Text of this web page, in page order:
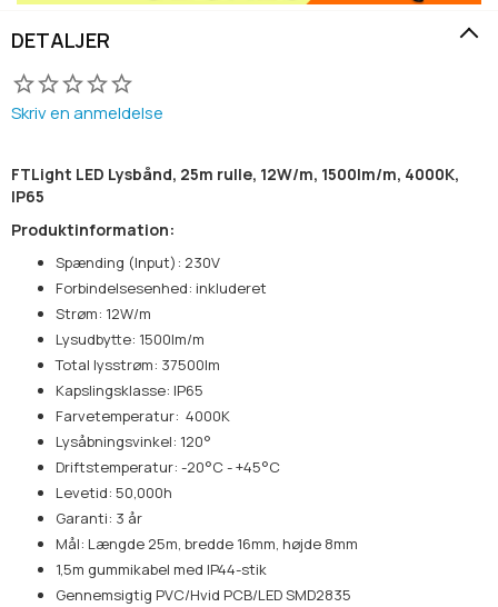
DETALJER
Skriv en anmeldelse
FTLight LED Lysbånd, 25m rulle, 12W/m, 1500lm/m, 4000K,
IP65
Produktinformation:
Spænding (Input): 230V
Forbindelsesenhed: inkluderet
Strøm: 12W/m
Lysudbytte: 1500lm/m
Total lysstrøm: 37500lm
Kapslingsklasse: IP65
Farvetemperatur: 4000K
Lysåbningsvinkel: 120°
Driftstemperatur: -20°C - +45°C
Levetid: 50,000h
Garanti: 3 år
Mål: Længde 25m, bredde 16mm, højde 8mm
1,5m gummikabel med IP44-stik
Gennemsigtig PVC/Hvid PCB/LED SMD2835